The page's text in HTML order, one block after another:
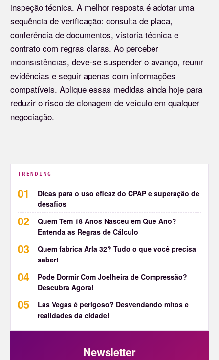
inspeção técnica. A melhor resposta é adotar uma
sequência de verificação: consulta de placa,
conferência de documentos, vistoria técnica e
contrato com regras claras. Ao perceber
inconsistências, deve-se suspender o avanço, reunir
evidências e seguir apenas com informações
compatíveis. Aplique essas medidas ainda hoje para
reduzir o risco de clonagem de veículo em qualquer
negociação.
TRENDING
Dicas para o uso eficaz do CPAP e superação de
desafios
Quem Tem 18 Anos Nasceu em Que Ano?
Entenda as Regras de Cálculo
Quem fabrica Arla 32? Tudo o que você precisa
saber!
Pode Dormir Com Joelheira de Compressão?
Descubra Agora!
Las Vegas é perigoso? Desvendando mitos e
realidades da cidade!
Newsletter